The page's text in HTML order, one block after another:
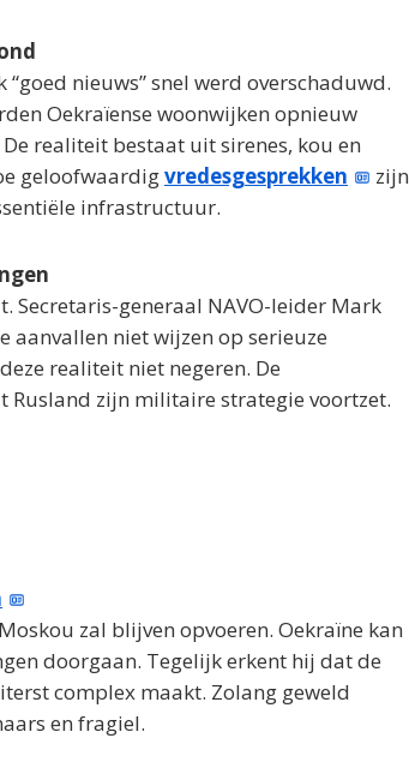
nieuws” snel werd overschaduwd.
Oekraïense woonwijken opnieuw
realiteit bestaat uit sirenes, kou en
geloofwaardigvredesgesprekken
zijn
infrastructuur.
Secretaris-generaal NAVO-leider Mark
aanvallen niet wijzen op serieuze
realiteit niet negeren. De
zijn militaire strategie voortzet.
zal blijven opvoeren. Oekraïne kan
doorgaan. Tegelijk erkent hij dat de
complex maakt. Zolang geweld
en fragiel.